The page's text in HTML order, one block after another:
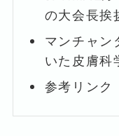
の大会長挨
マンチャン
いた皮膚科
参考リンク